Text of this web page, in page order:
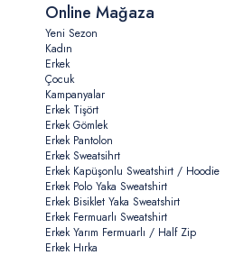
Online Mağaza
Yeni Sezon
Kadın
Erkek
Çocuk
Kampanyalar
Erkek Tişört
Erkek Gömlek
Erkek Pantolon
Erkek Sweatsihrt
Erkek Kapüşonlu Sweatshirt / Hoodie
Erkek Polo Yaka Sweatshirt
Erkek Bisiklet Yaka Sweatshirt
Erkek Fermuarlı Sweatshirt
Erkek Yarım Fermuarlı / Half Zip
Erkek Hırka